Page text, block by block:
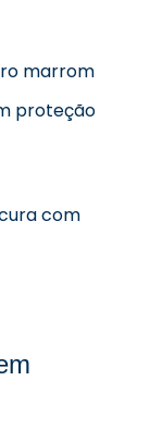
marrom
proteção
com